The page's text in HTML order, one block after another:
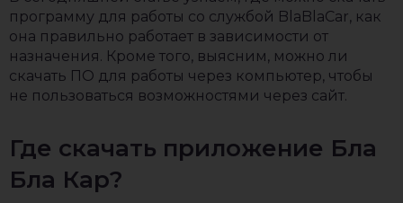
программу для работы со службой BlaBlaCar, как
она правильно работает в зависимости от
назначения. Кроме того, выясним, можно ли
скачать ПО для работы через компьютер, чтобы
не пользоваться возможностями через сайт.
Где скачать приложение Бла
Бла Кар?